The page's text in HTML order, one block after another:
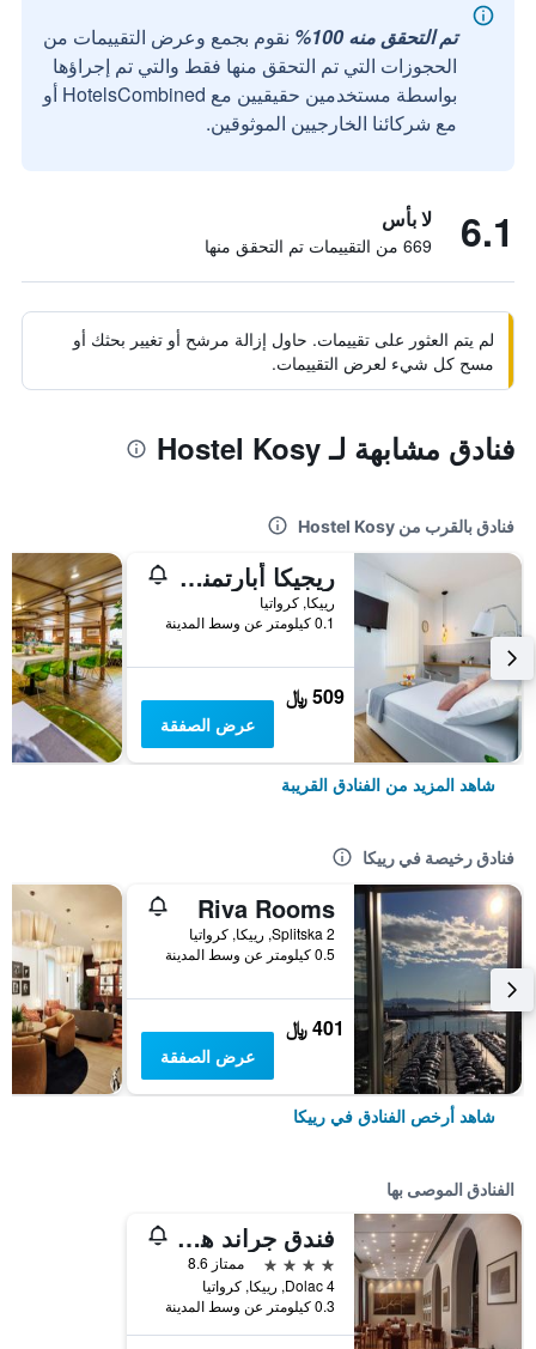
تم التحقق منه 100%
نقوم بجمع وعرض التقييمات من
الحجوزات التي تم التحقق منها فقط والتي تم إجراؤها
بواسطة مستخدمين حقيقيين مع HotelsCombined أو
مع شركائنا الخارجيين الموثوقين.
6.1 لا بأس
669 من التقييمات تم التحقق منها
لم يتم العثور على تقييمات. حاول إزالة مرشح أو تغيير بحثك أو
مسح كل شيء لعرض التقييمات.
فنادق مشابهة لـ Hostel Kosy
فنادق بالقرب من Hostel Kosy
ريجيكا أبارتمنتس تيرر ياي آند يي إن ذي أولد تاون
رييكا, كرواتيا
0.1 كيلومتر عن وسط المدينة
509 ﷼
عرض الصفقة
شاهد المزيد من الفنادق القريبة
فنادق رخيصة في رييكا
Riva Rooms
Splitska 2, رييكا, كرواتيا
0.5 كيلومتر عن وسط المدينة
401 ﷼
عرض الصفقة
شاهد أرخص الفنادق في رييكا
الفنادق الموصى بها
فندق جراند هوتل بونافيا
4 نجوم
ممتاز 8.6
Dolac 4, رييكا, كرواتيا
0.3 كيلومتر عن وسط المدينة